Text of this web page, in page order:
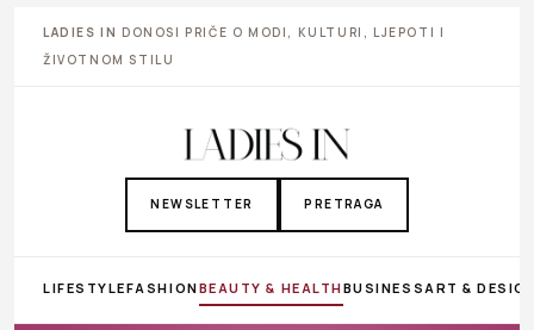
LADIES IN DONOSI PRIČE O MODI, KULTURI, LJEPOTI I
ŽIVOTNOM STILU
NEWSLETTER PRETRAGA
LIFESTYLEFASHIONBEAUTY & HEALTHBUSINESS ART &